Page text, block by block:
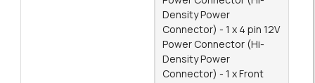
Density Power
Connector) - 1 x 4 pin 12V
Power Connector (Hi-
Density Power
Connector) - 1 x Front